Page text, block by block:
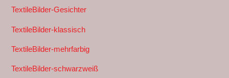
TextileBilder-Gesichter
TextileBilder-klassisch
TextileBilder-mehrfarbig
TextileBilder-schwarzweiß